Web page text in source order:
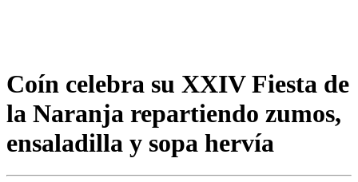
Coín celebra su XXIV Fiesta de
la Naranja repartiendo zumos,
ensaladilla y sopa hervía